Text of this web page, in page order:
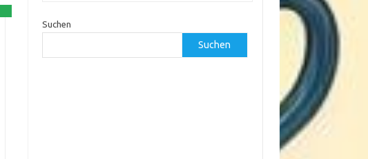
Suchen
Suchen